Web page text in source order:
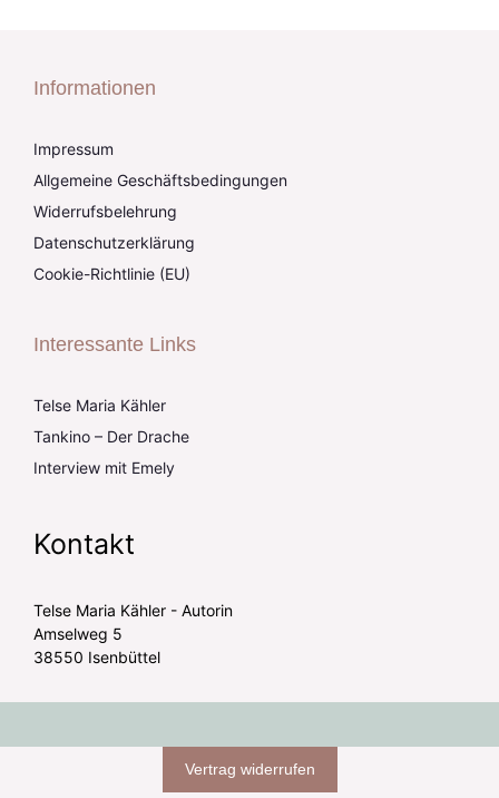
Informationen
Impressum
Allgemeine Geschäftsbedingungen
Widerrufsbelehrung
Datenschutzerklärung
Cookie-Richtlinie (EU)
Interessante Links
Telse Maria Kähler
Tankino – Der Drache
Interview mit Emely
Kontakt
Telse Maria Kähler - Autorin
Amselweg 5
38550 Isenbüttel
Vertrag widerrufen